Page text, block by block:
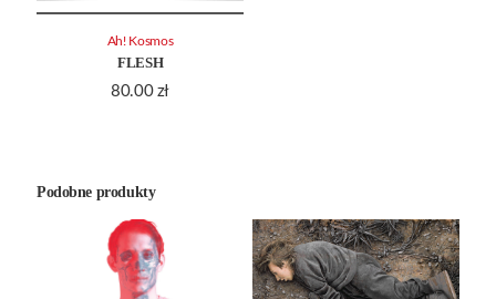
FLESH
80.00 zł
Ah! Kosmos
Podobne produkty